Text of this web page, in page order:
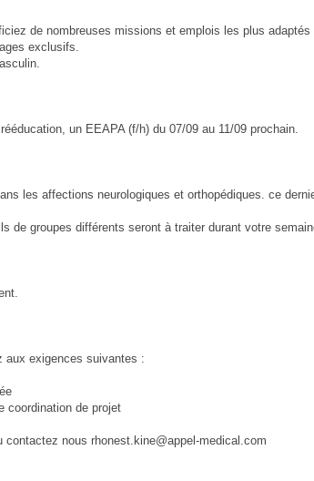
de nombreuses missions et emplois les plus
exclusifs.
un EEAPA (f/h) du 07/09 au 11/09 prochain.
les affections neurologiques et orthopédiques. ce
de groupes différents seront à traiter durant votre
aux exigences suivantes :
coordination de projet
nous rhonest.kine@appel-medical.com